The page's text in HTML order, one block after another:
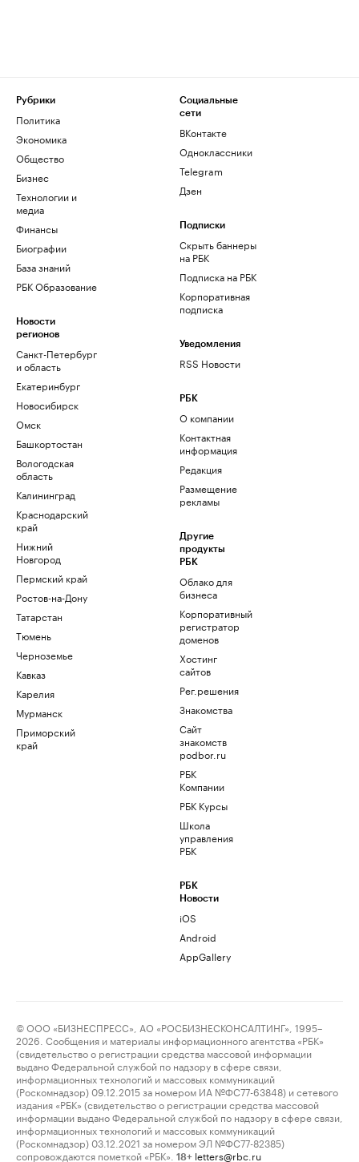
Рубрики
Политика
Экономика
Общество
Бизнес
Технологии и
медиа
Финансы
Биографии
База знаний
РБК Образование
Новости
регионов
Санкт-Петербург
и область
Екатеринбург
Новосибирск
Омск
Башкортостан
Вологодская
область
Калининград
Краснодарский
край
Нижний
Новгород
Пермский край
Ростов-на-Дону
Татарстан
Тюмень
Черноземье
Кавказ
Карелия
Мурманск
Приморский
край
Социальные
сети
ВКонтакте
Одноклассники
Telegram
Дзен
Подписки
Скрыть баннеры
на РБК
Подписка на РБК
Корпоративная
подписка
Уведомления
RSS Новости
РБК
О компании
Контактная
информация
Редакция
Размещение
рекламы
Другие
продукты
РБК
Облако для
бизнеса
Корпоративный
регистратор
доменов
Хостинг
сайтов
Рег.решения
Знакомства
Сайт
знакомств
podbor.ru
РБК
Компании
РБК Курсы
Школа
управления
РБК
РБК
Новости
iOS
Android
AppGallery
© ООО «БИЗНЕСПРЕСС», АО «РОСБИЗНЕСКОНСАЛТИНГ», 1995–
2026. Сообщения и материалы информационного агентства «РБК»
(свидетельство о регистрации средства массовой информации
выдано Федеральной службой по надзору в сфере связи,
информационных технологий и массовых коммуникаций
(Роскомнадзор) 09.12.2015 за номером ИА №ФС77-63848) и сетевого
издания «РБК» (свидетельство о регистрации средства массовой
информации выдано Федеральной службой по надзору в сфере связи,
информационных технологий и массовых коммуникаций
(Роскомнадзор) 03.12.2021 за номером ЭЛ №ФС77-82385)
сопровождаются пометкой «РБК».
18+ letters@rbc.ru